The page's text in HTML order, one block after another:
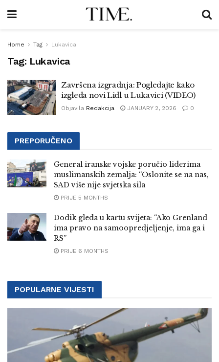
Home Tag Lukavica
Tag: Lukavica
Završena izgradnja: Pogledajte kako
izgleda novi Lidl u Lukavici (VIDEO)
Objavila Redakcija JANUARY 2, 2026 0
PREPORUČENO
General iranske vojske poručio liderima
muslimanskih zemalja: “Oslonite se na nas,
SAD više nije svjetska sila
PRIJE 5 MONTHS
Dodik gleda u kartu svijeta: “Ako Grenland
ima pravo na samoopredjeljenje, ima ga i
RS”
PRIJE 6 MONTHS
POPULARNE VIJESTI